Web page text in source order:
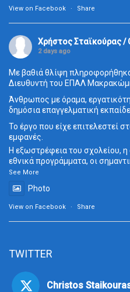
View on Facebook · Share
Χρήστος Σταϊκούρας /
2 days ago
Με βαθιά θλίψη
Διευθυντή του ΕΠΑΛ
Άνθρωπος με όραμα,
δημόσια επαγγελματική
Το έργο που είχε επιτελεστεί
εμφανές.
Η εξωστρέφεια του σχολείου,
εθνικά προγράμματα, οι
See More
Photo
View on Facebook · Share
TWITTER
Christos